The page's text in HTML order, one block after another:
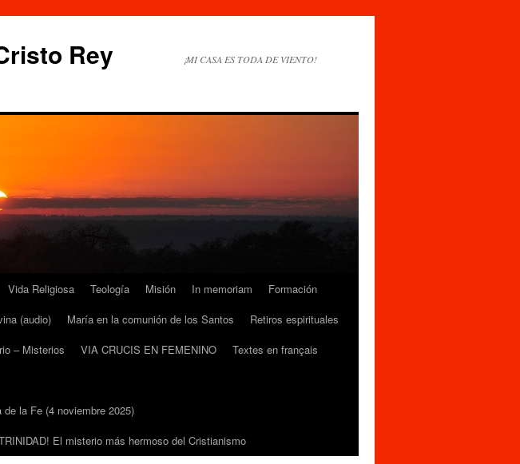
Rey
¡MI CASA ES TODA DE VIENTO!
Vida Religiosa Teología Misión In memoriam
Formación
(audio) María en la comunión de los Santos
Retiros espirituales
– Misterios VIA CRUCIS EN FEMENINO
Textes en français
la Fe (4 noviembre 2025)
El misterio más hermoso del Cristianismo